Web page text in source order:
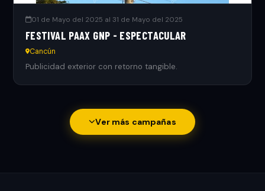
01 de Mayo del 2025 al 31 de Mayo del 2025
FESTIVAL PAAX GNP - ESPECTACULAR
Cancún
Publicidad exterior con retorno tangible.
Ver más campañas